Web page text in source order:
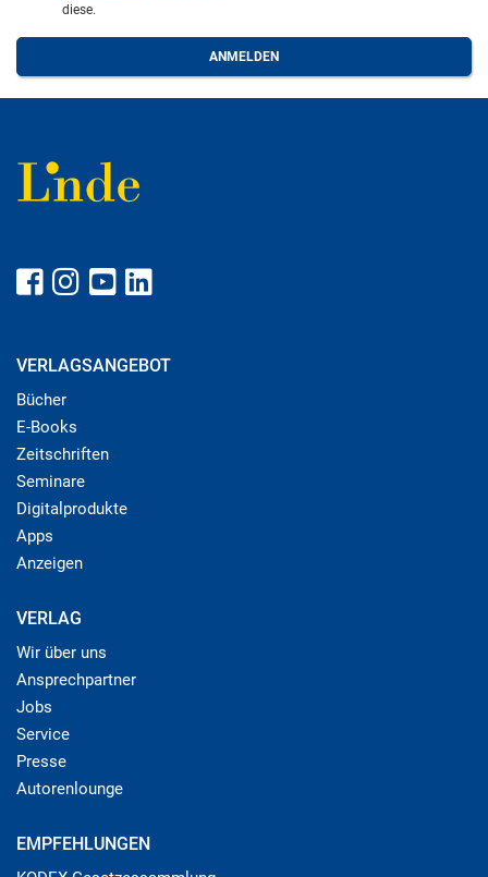
diese.
VERLAGSANGEBOT
Bücher
E-Books
Zeitschriften
Seminare
Digitalprodukte
Apps
Anzeigen
VERLAG
Wir über uns
Ansprechpartner
Jobs
Service
Presse
Autorenlounge
EMPFEHLUNGEN